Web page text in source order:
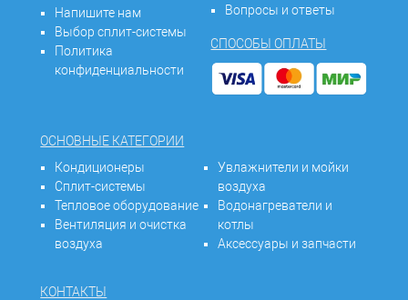
Напишите нам
Выбор сплит-системы
Политика
конфиденциальности
Вопросы и ответы
СПОСОБЫ ОПЛАТЫ
ОСНОВНЫЕ КАТЕГОРИИ
Кондиционеры
Сплит-системы
Тепловое оборудование
Вентиляция и очистка
воздуха
Увлажнители и мойки
воздуха
Водонагреватели и
котлы
Аксессуары и запчасти
КОНТАКТЫ